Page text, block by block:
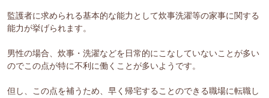
監護者に求められる基本的な能力として炊事洗濯等の家事に関する
能力が挙げられます。
男性の場合、炊事・洗濯などを日常的にこなしていないことが多い
のでこの点が特に不利に働くことが多いようです。
但し、この点を補うため、早く帰宅することのできる職場に転職し